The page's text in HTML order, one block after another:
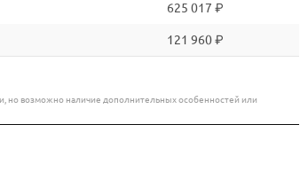
625 017 ₽
121 960 ₽
но возможно наличие дополнительных особенностей или